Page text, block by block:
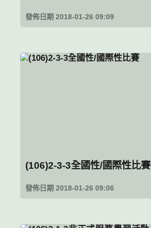
發佈日期 2018-01-26 09:09
(106)2-3-3全國性/國際性比賽
發佈日期 2018-01-26 09:06